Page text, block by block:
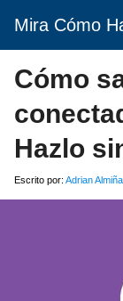
Mira Cómo
Cómo
Hazlo
Escrito por: Adrian